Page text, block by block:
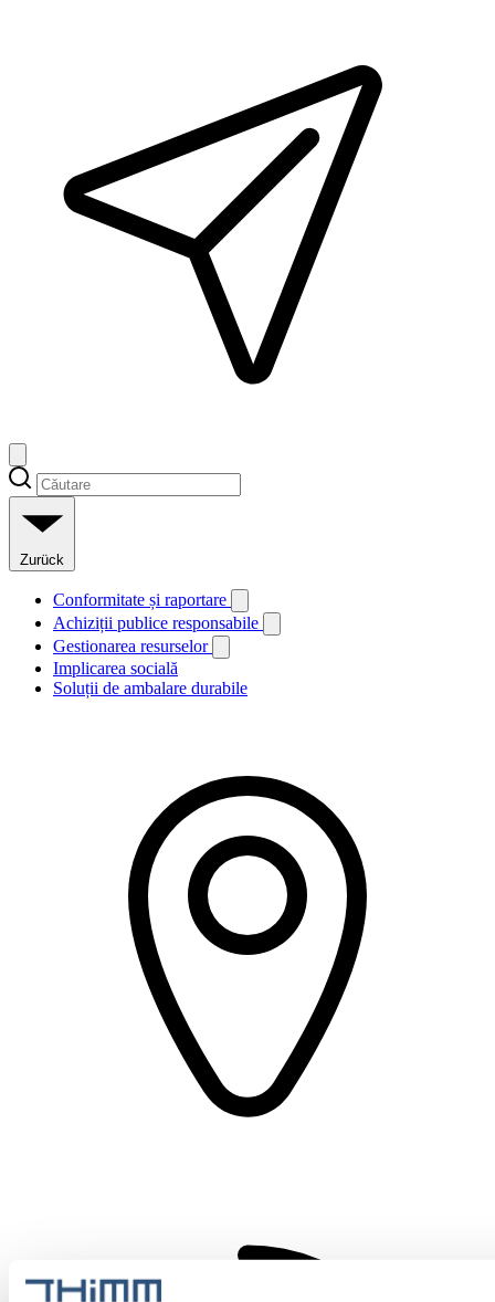
Zurück
Conformitate și raportare
Achiziții publice responsabile
Gestionarea resurselor
Implicarea socială
Soluții de ambalare durabile